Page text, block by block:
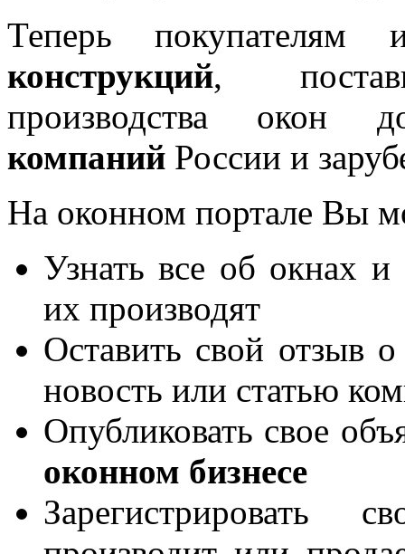
Теперь покупателям
конструкций,
производства окон
компаний России и
На оконном портале Вы
Узнать все об окнах и
их производят
Оставить свой отзыв
новость или статью
Опубликовать свое
оконном бизнесе